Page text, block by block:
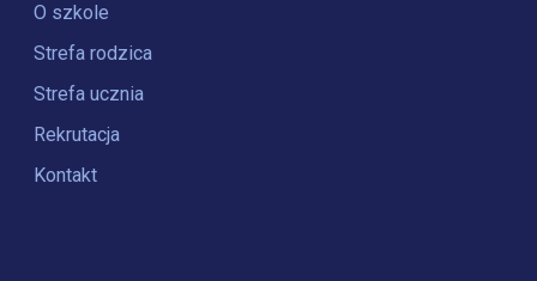
O szkole
Strefa rodzica
Strefa ucznia
Rekrutacja
Kontakt